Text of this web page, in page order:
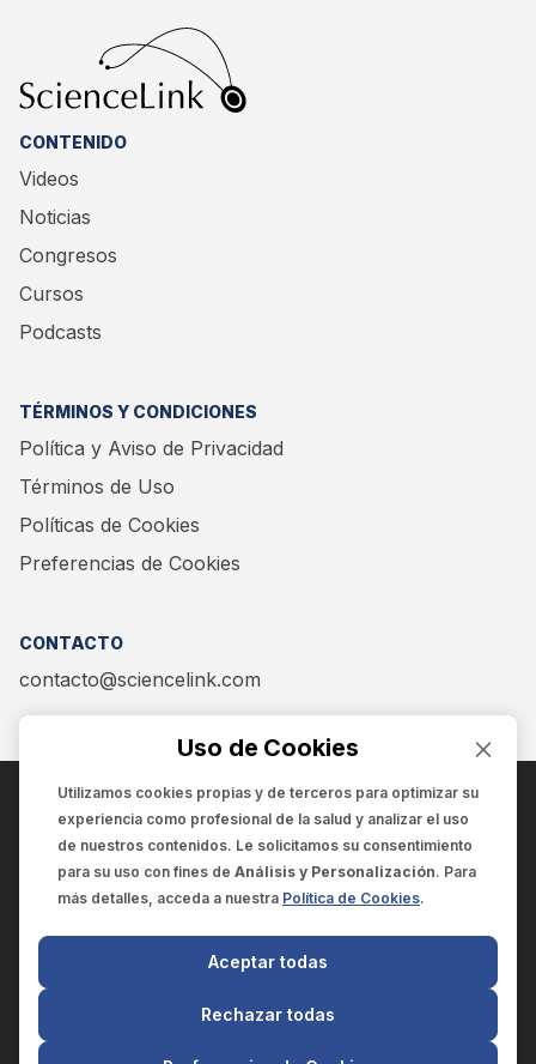
CONTENIDO
Videos
Noticias
Congresos
Cursos
Podcasts
TÉRMINOS Y CONDICIONES
Política y Aviso de Privacidad
Términos de Uso
Políticas de Cookies
Preferencias de Cookies
CONTACTO
contacto@sciencelink.com
ENCUÉNTRANOS EN:
SCIENCELINK
SCILINK COMUNICACIÓN CIENTÍFICA SC
El contenido y la información de este sitio web es exclusivo
Uso de Cookies
Utilizamos cookies propias y de terceros para optimizar su
experiencia como profesional de la salud y analizar el uso
de nuestros contenidos. Le solicitamos su consentimiento
para su uso con fines de Análisis y Personalización. Para
más detalles, acceda a nuestra Política de Cookies.
Rechazar todas
Aceptar todas